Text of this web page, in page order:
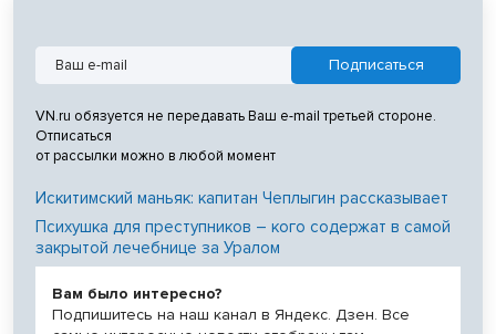
VN.ru обязуется не передавать Ваш e-mail третьей стороне.
Отписаться
от рассылки можно в любой момент
Искитимский маньяк: капитан Чеплыгин рассказывает
Психушка для преступников – кого содержат в самой
закрытой лечебнице за Уралом
Вам было интересно?
Подпишитесь на наш канал в Яндекс. Дзен. Все